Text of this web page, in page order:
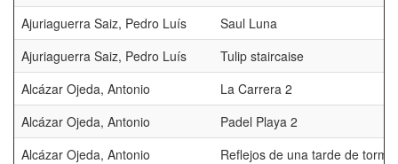
Ajuriaguerra Saiz, Pedro Luís
Saul Luna
Ajuriaguerra Saiz, Pedro Luís
Tulip staircaise
Alcázar Ojeda, Antonio
La Carrera 2
Alcázar Ojeda, Antonio
Padel Playa 2
Alcázar Ojeda, Antonio
Reflejos de una tarde de